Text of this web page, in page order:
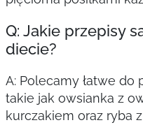
Q: Jakie przepisy
diecie?
A: Polecamy łatwe do
takie jak owsianka z
kurczakiem oraz ryba